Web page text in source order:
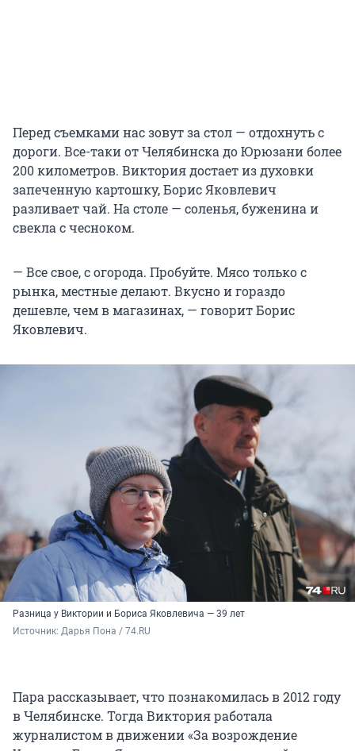
Перед съемками нас зовут за стол — отдохнуть с
дороги. Все-таки от Челябинска до Юрюзани более
200 километров. Виктория достает из духовки
запеченную картошку, Борис Яковлевич
разливает чай. На столе — соленья, буженина и
свекла с чесноком.
— Все свое, с огорода. Пробуйте. Мясо только с
рынка, местные делают. Вкусно и гораздо
дешевле, чем в магазинах, — говорит Борис
Яковлевич.
Разница у Виктории и Бориса Яковлевича — 39 лет
Источник: Дарья Пона / 74.RU
Пара рассказывает, что познакомилась в 2012 году
в Челябинске. Тогда Виктория работала
журналистом в движении «За возрождение